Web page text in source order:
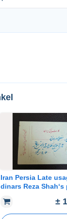
Iran Persia Late
dinars Reza Shah‘s
Yezd
±